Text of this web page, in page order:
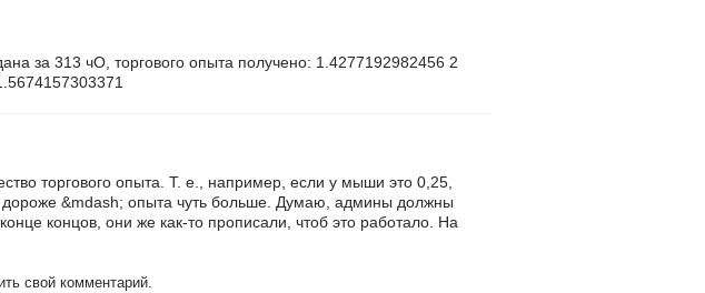
за 313 чО, торгового опыта получено: 1.4277192982456 2
торгового опыта. Т. е., например, если у мыши это 0,25,
&mdash; опыта чуть больше. Думаю, админы должны
концов, они же как-то прописали, чтоб это работало. На
свой комментарий.